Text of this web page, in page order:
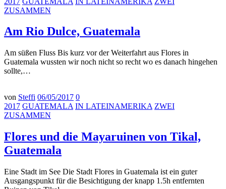
ZUSAMMEN
Am Rio Dulce, Guatemala
Am süßen Fluss Bis kurz vor der Weiterfahrt aus Flores in
Guatemala wussten wir noch nicht so recht wo es danach hingehen
sollte,…
von Steffi 06/05/2017 0
2017 GUATEMALA IN LATEINAMERIKA ZWEI
ZUSAMMEN
Flores und die Mayaruinen von Tikal,
Guatemala
Eine Stadt im See Die Stadt Flores in Guatemala ist ein guter
Ausgangspunkt für die Besichtigung der knapp 1.5h entfernten